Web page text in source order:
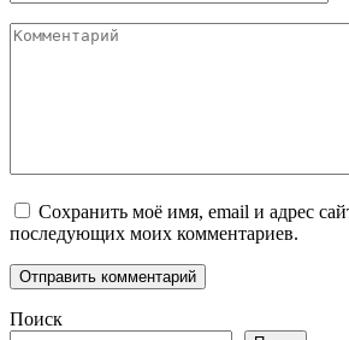
Комментарий
Сохранить моё имя, email и адрес
последующих моих комментариев.
Поиск